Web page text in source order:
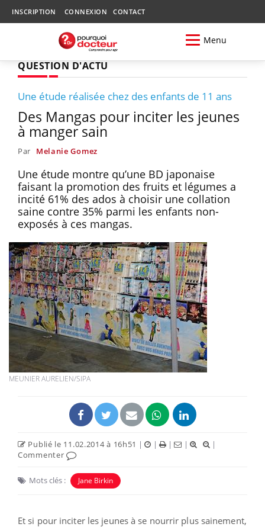
INSCRIPTION CONNEXION CONTACT
Menu
QUESTION D'ACTU
Une étude réalisée chez des enfants de 11 ans
Des Mangas pour inciter les jeunes
à manger sain
Par Melanie Gomez
Une étude montre qu’une BD japonaise
faisant la promotion des fruits et légumes a
incité 61% des ados à choisir une collation
saine contre 35% parmi les enfants non-
exposés à ces mangas.
MEUNIER AURELIEN/SIPA
Publié le 11.02.2014 à 16h51 | | | |
|
Commenter
Mots clés : Jane Birkin
Et si pour inciter les jeunes à se nourrir plus sainement,